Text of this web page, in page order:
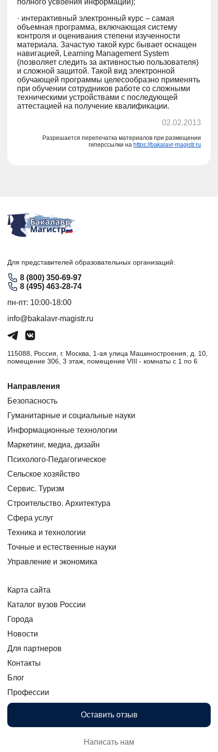
· интерактивный электронный курс – самая
объемная программа, включающая систему
контроля и оценивания степени изученности
материала. Зачастую такой курс бывает оснащен
навигацией, Learning Management System
(позволяет следить за активностью пользователя)
и сложной защитой. Такой вид электронной
обучающей программы целесообразно применять
при обучении сотрудников работе со сложными
техническими устройствами с последующей
аттестацией на получение квалификации.
02.02.2013
Разрешается перепечатка материалов при размещении
гиперссылки на https://bakalavr-magistr.ru
Для представителей образовательных организаций:
8 (800) 350-69-97
8 (495) 463-28-74
пн-пт: 10:00-18:00
info@bakalavr-magistr.ru
115088, Россия, г. Москва, 1-ая улица Машиностроения, д. 10,
помещение 306, 3 этаж, помещение VIII - комнаты с 1 по 6
Направления
Безопасность
Гуманитарные и социальные науки
Информационные технологии
Маркетинг, медиа, дизайн
Психолого-Педагогическое
Сельское хозяйство
Сервис. Туризм
Строительство. Архитектура
Сфера услуг
Техника и технологии
Точные и естественные науки
Управление и экономика
Карта сайта
Каталог вузов России
Города
Новости
Для партнеров
Контакты
Блог
Профессии
Оставить отзыв
Написать нам